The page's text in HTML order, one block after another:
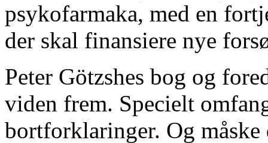
psykofarmaka, med en
der skal finansiere nye
Peter Götzshes bog og
viden frem. Specielt
bortforklaringer. Og